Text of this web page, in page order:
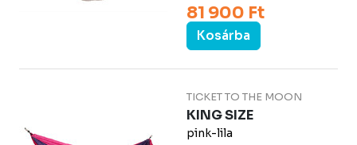
81 900 Ft
Kosárba
TICKET TO THE MOON
KING SIZE
pink-lila